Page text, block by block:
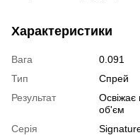
Характеристики
Вага
0.091
Тип
Спрей
Результат
Освіжає
об'єм
Серія